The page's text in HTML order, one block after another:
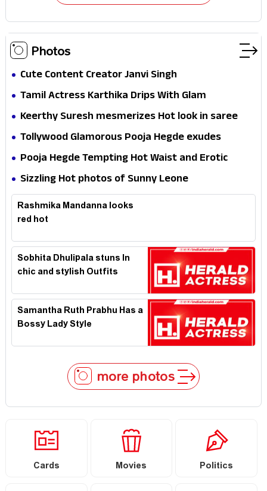
Photos
Cute Content Creator Janvi Singh
Tamil Actress Karthika Drips With Glam
Keerthy Suresh mesmerizes Hot look in saree
Tollywood Glamorous Pooja Hegde exudes
Hotness
Pooja Hegde Tempting Hot Waist and Erotic
Expression in Black Saree
Sizzling Hot photos of Sunny Leone
Rashmika Mandanna looks
red hot
Sobhita Dhulipala stuns In
chic and stylish Outfits
Samantha Ruth Prabhu Has a
Bossy Lady Style
more photos
Cards Movies Politics